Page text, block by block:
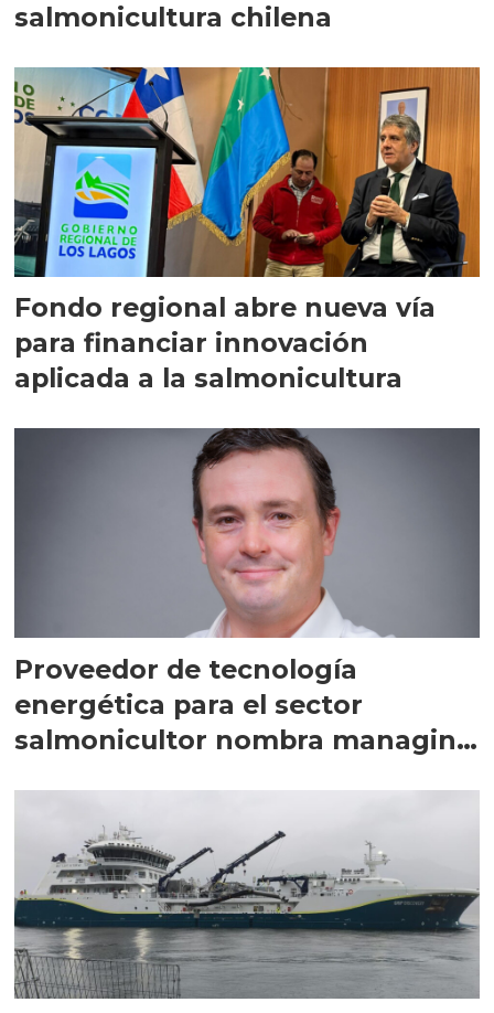
salmonicultura chilena
Fondo regional abre nueva vía
para financiar innovación
aplicada a la salmonicultura
Proveedor de tecnología
energética para el sector
salmonicultor nombra managing